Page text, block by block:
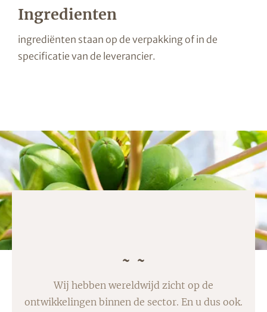
Ingredienten
ingrediënten staan op de verpakking of in de
specificatie van de leverancier.
Wij hebben wereldwijd zicht op de
ontwikkelingen binnen de sector. En u dus ook.